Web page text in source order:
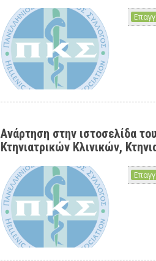
Ανάρτηση στην ιστοσελίδα
Κτηνιατρικών Κλινικών,